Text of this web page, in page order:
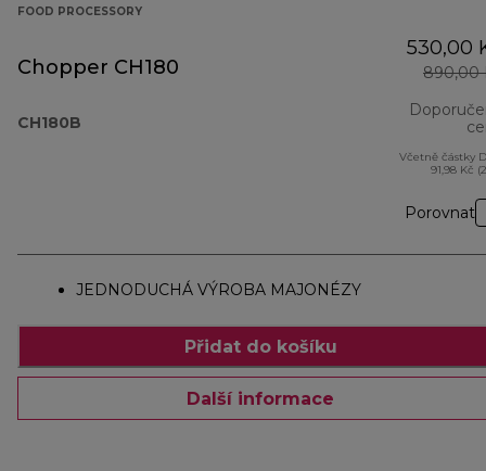
FOOD PROCESSORY
Chopper CH180
CH180B
530,00
890,00
Včetně částky
91,98 Kč
Porovnat
JEDNODUCHÁ VÝROBA MAJONÉZY
Přidat do košíku
Další informace